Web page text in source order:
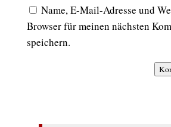
Name, E-Mail-Adresse und
Browser für meinen nächsten
speichern.